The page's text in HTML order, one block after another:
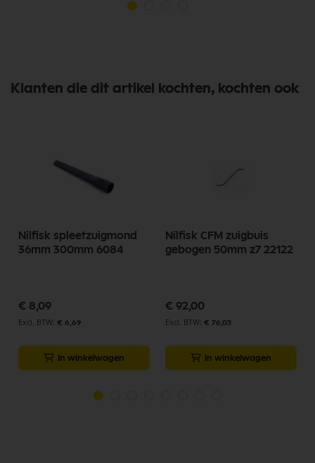
Klanten die dit artikel kochten, kochten ook
Nilfisk spleetzuigmond
36mm 300mm 6084
€ 8,09
€ 6,69
In winkelwagen
Nilfisk CFM zuigbuis
gebogen 50mm z7 22122
€ 92,00
€ 76,03
In winkelwagen